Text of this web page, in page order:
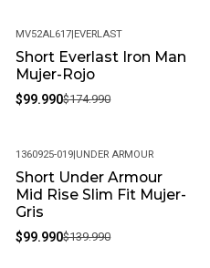
-43%
MV52AL617|EVERLAST
Short Everlast Iron Man
Mujer-Rojo
$99.990$174.990
-29%
1360925-019|UNDER ARMOUR
Short Under Armour
Mid Rise Slim Fit Mujer-
Gris
$99.990$139.990